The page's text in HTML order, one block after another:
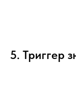
5. Триггер